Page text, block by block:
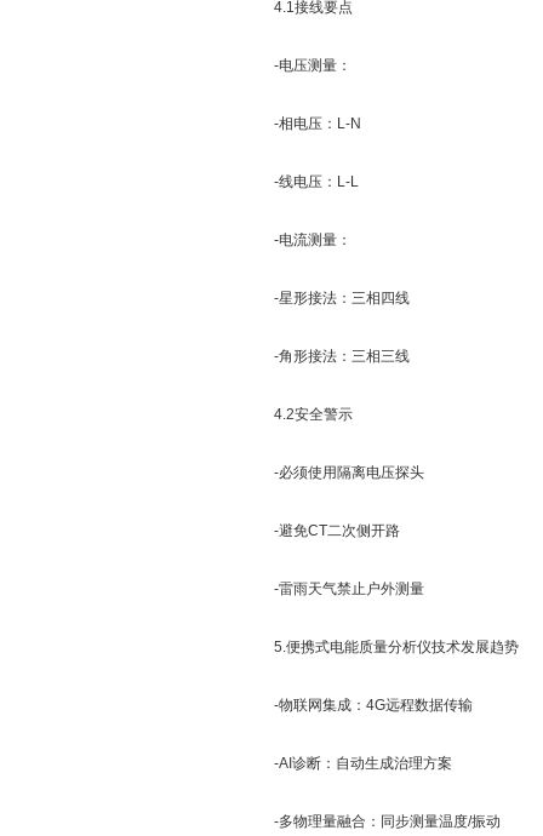
4.1接线要点
-电压测量：
-相电压：L-N
-线电压：L-L
-电流测量：
-星形接法：三相四线
-角形接法：三相三线
4.2安全警示
-必须使用隔离电压探头
-避免CT二次侧开路
-雷雨天气禁止户外测量
5.便携式电能质量分析仪技术发展趋势
-物联网集成：4G远程数据传输
-AI诊断：自动生成治理方案
-多物理量融合：同步测量温度/振动